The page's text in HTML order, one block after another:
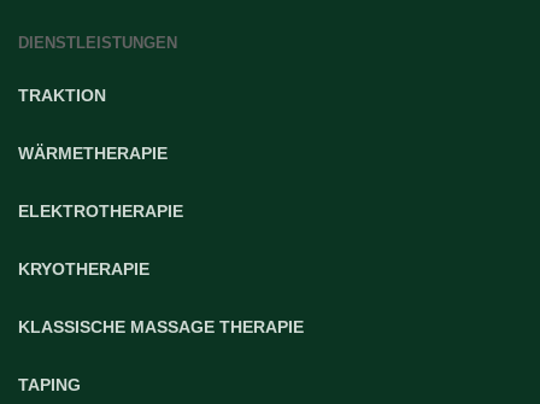
DIENSTLEISTUNGEN
TRAKTION
WÄRMETHERAPIE
ELEKTROTHERAPIE
KRYOTHERAPIE
KLASSISCHE MASSAGE THERAPIE
TAPING